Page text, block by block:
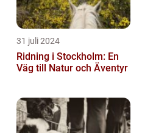
31 juli 2024
Ridning i Stockholm: En
Väg till Natur och Äventyr